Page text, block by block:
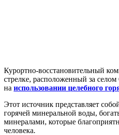
Курортно-восстановительный
стрелке, расположенный за селом
на использовании целебного
Этот источник представляет
горячей минеральной воды,
минералами, которые
человека.